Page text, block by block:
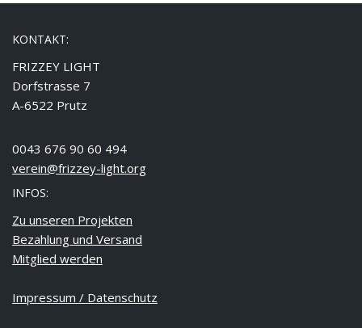
KONTAKT:
FRIZZEY LIGHT
Dorfstrasse 7
A-6522 Prutz
0043 676 90 60 494
verein@frizzey-light.org
INFOS:
Zu unseren Projekten
Bezahlung und Versand
Mitglied werden
Impressum / Datenschutz